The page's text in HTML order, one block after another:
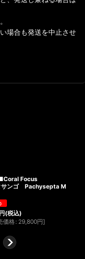
場合も発送を中止させ
Focus
サンゴ Pachysepta M
円(税込)
価格 : 29,800円]